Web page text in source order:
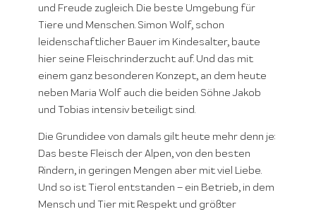
und Freude zugleich. Die beste Umgebung für
Tiere und Menschen. Simon Wolf, schon
leidenschaftlicher Bauer im Kindesalter, baute
hier seine Fleischrinderzucht auf. Und das mit
einem ganz besonderen Konzept, an dem heute
neben Maria Wolf auch die beiden Söhne Jakob
und Tobias intensiv beteiligt sind.
Die Grundidee von damals gilt heute mehr denn je:
Das beste Fleisch der Alpen, von den besten
Rindern, in geringen Mengen aber mit viel Liebe.
Und so ist Tierol entstanden – ein Betrieb, in dem
Mensch und Tier mit Respekt und größter